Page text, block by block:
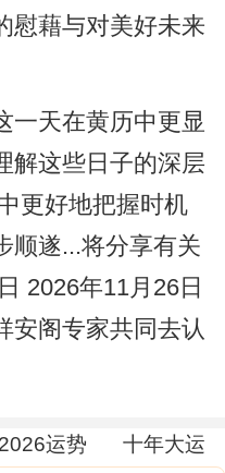
慰藉与对美好未来
一天在黄历中更显
解这些日子的深层
更好地把握时机
顺遂...将分享有关
2026年11月26日
安阁专家共同去认
2026运势 十年大运